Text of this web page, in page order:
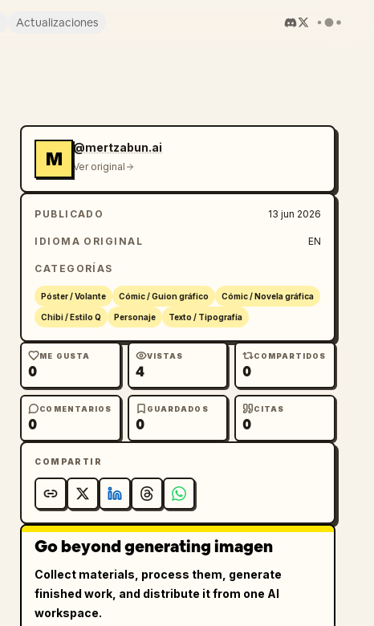
Actualizaciones
M
@mertzabun.ai
Ver original
PUBLICADO 13 jun 2026
IDIOMA ORIGINAL EN
CATEGORÍAS
Póster / Volante Cómic / Guion gráfico Cómic / Novela gráfica
Chibi / Estilo Q Personaje Texto / Tipografía
ME GUSTA
0
VISTAS
4
COMPARTIDOS
0
COMENTARIOS
0
GUARDADOS
0
CITAS
0
COMPARTIR
Go beyond generating imagen
Collect materials, process them, generate
finished work, and distribute it from one AI
workspace.